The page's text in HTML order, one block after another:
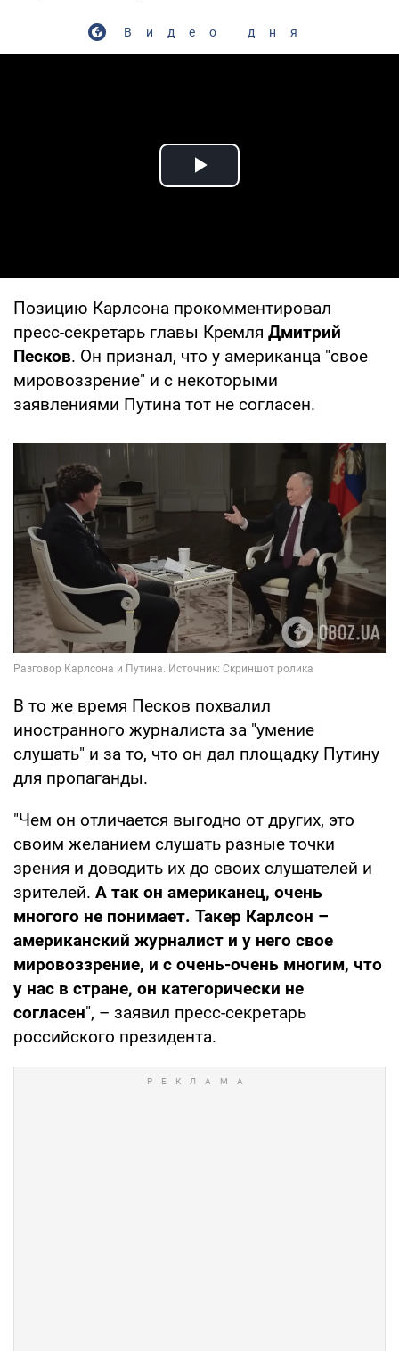
Видео дня
Play Video
Позицию Карлсона прокомментировал
пресс-секретарь главы Кремля Дмитрий
Песков. Он признал, что у американца "свое
мировоззрение" и с некоторыми
заявлениями Путина тот не согласен.
В то же время Песков похвалил
иностранного журналиста за "умение
слушать" и за то, что он дал площадку Путину
для пропаганды.
"Чем он отличается выгодно от других, это
своим желанием слушать разные точки
зрения и доводить их до своих слушателей и
зрителей. А так он американец, очень
многого не понимает. Такер Карлсон –
американский журналист и у него свое
мировоззрение, и с очень-очень многим, что
у нас в стране, он категорически не
согласен", – заявил пресс-секретарь
российского президента.